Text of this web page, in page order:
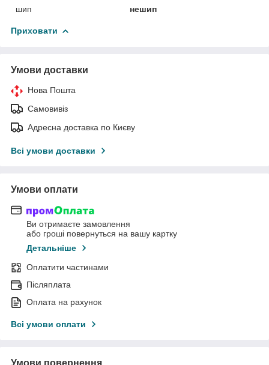
шип
нешип
Приховати
Умови доставки
Нова Пошта
Самовивіз
Адресна доставка по Києву
Всі умови доставки
Умови оплати
Ви отримаєте замовлення
або гроші повернуться на вашу картку
Детальніше
Оплатити частинами
Післяплата
Оплата на рахунок
Всі умови оплати